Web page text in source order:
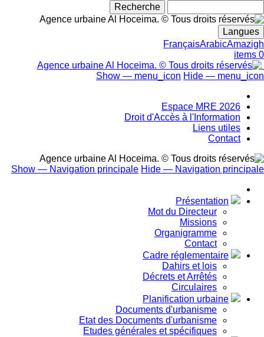
Langues
FrançaisArabicAmazigh
0 items
Show — menu_icon Hide — menu_icon
Espace MRE 2026
Droit d'Accès à l'Information
Liens utiles
Contact
principale
Show — Navigation principale Hide — Navigation principale
Présentation
Mot du Directeur
Missions
Organigramme
Contact
Cadre réglementaire
Dahirs et lois
Décrets et Arrêtés
Circulaires
Planification urbaine
Documents d'urbanisme
Etat des Documents d'urbanisme
Etudes générales et spécifiques